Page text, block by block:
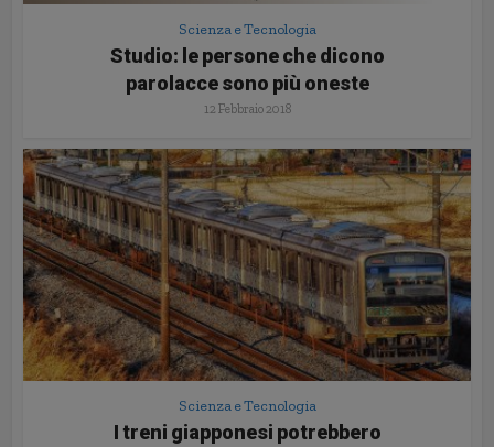
Scienza e Tecnologia
Studio: le persone che dicono
parolacce sono più oneste
12 Febbraio 2018
Scienza e Tecnologia
I treni giapponesi potrebbero